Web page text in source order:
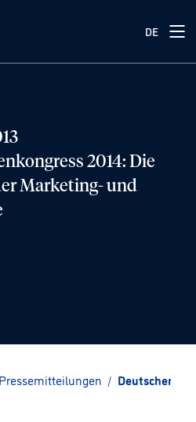
DE
2014: Die
Marketing- und
Pressemitteilungen / Deutscher